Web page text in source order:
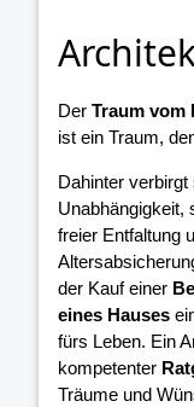
Der Traum vom
ist ein Traum,
Dahinter
Unabhängigkeit,
freier Entfaltung
der Kauf einer
eines Hauses
fürs Leben. Ein
kompetenter
Träume und